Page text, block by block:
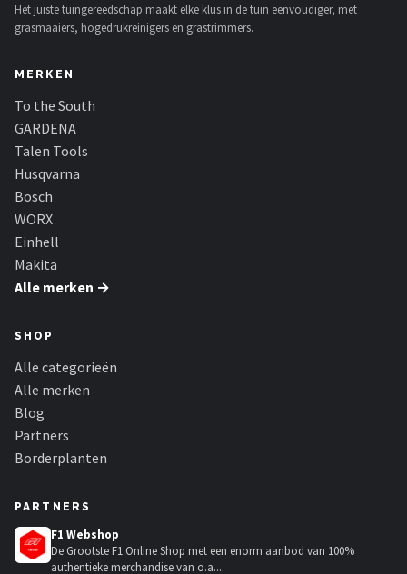
Het juiste tuingereedschap maakt elke klus in de tuin eenvoudiger, met
grasmaaiers, hogedrukreinigers en grastrimmers.
MERKEN
To the South
GARDENA
Talen Tools
Husqvarna
Bosch
WORX
Einhell
Makita
Alle merken →
SHOP
Alle categorieën
Alle merken
Blog
Partners
Borderplanten
PARTNERS
F1 Webshop
De Grootste F1 Online Shop met een enorm aanbod van 100%
authentieke merchandise van o.a....